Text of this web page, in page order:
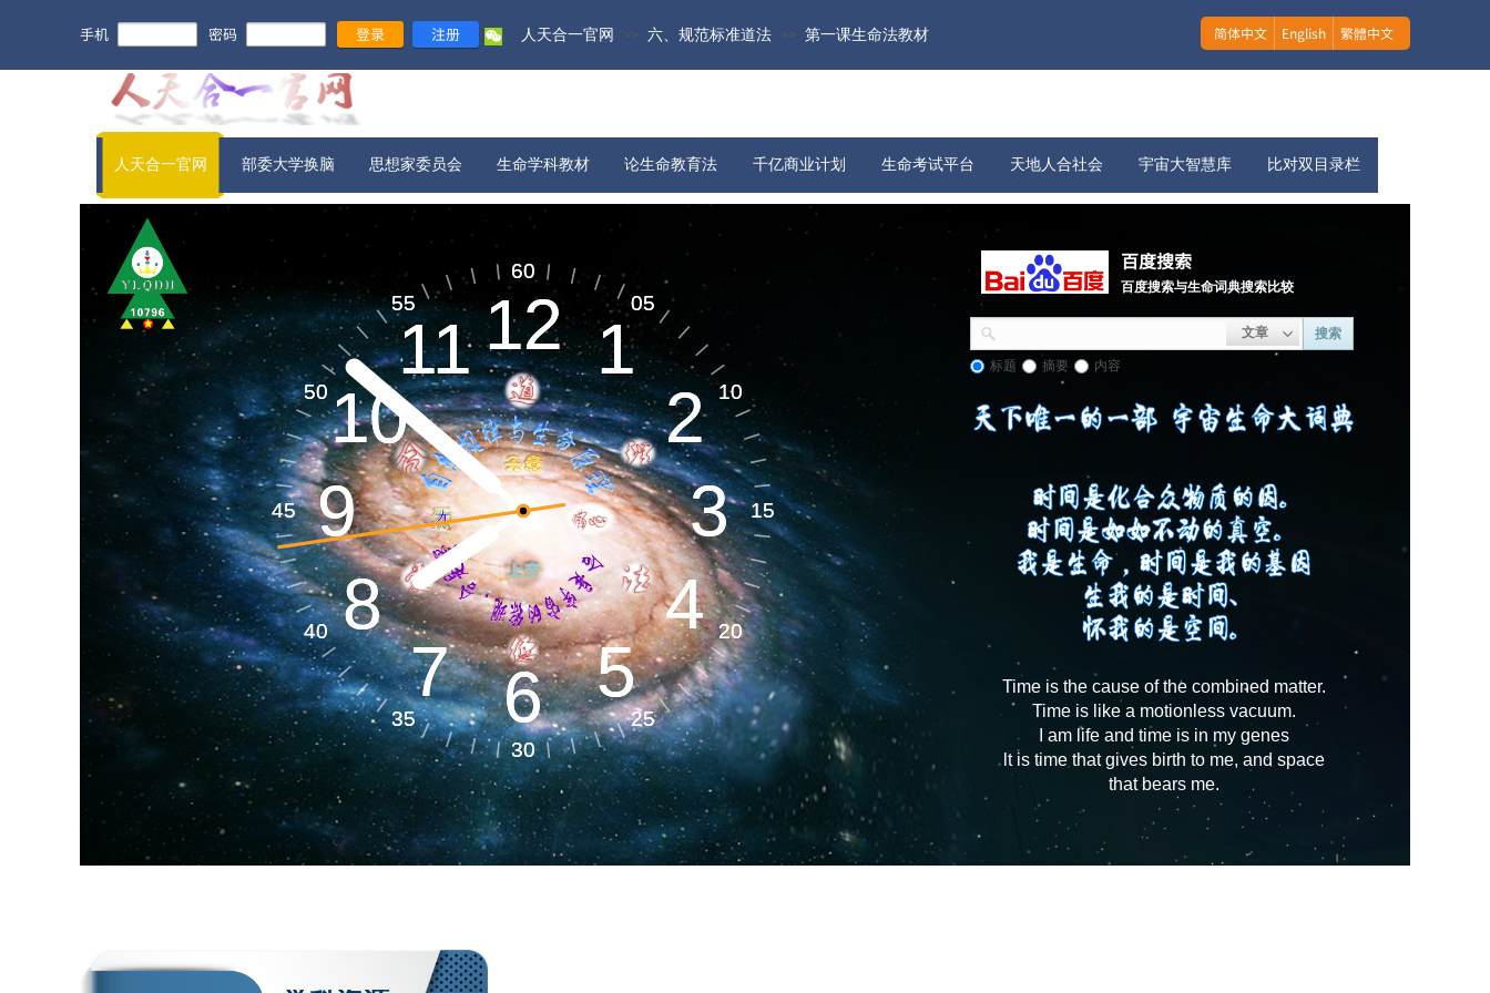
手机 密码 登录 注册 简体中文 English 繁體中文
人天合一官网 >> 六、规范标准道法 >> 第一课生命法教材
人天合一官网 部委大学换脑 思想家委员会 生命学科教材 论生命教育法 千亿商业计划 生命考试平台 天地人合社会 宇宙大智慧库 比对双目录栏
百度搜索
百度搜索与生命词典搜索比较
文章 搜索
标题 摘要 内容
宇宙信息​
生命起源​
新旧农业
生命天文​ 地球系统​
05
10
15
20
25
30
35
40
45
50
55
60
1
2
3
4
5
6
7
8
9
10
1112 05
10
15
20
25
30
35
40
45
50
55
60
1
2
3
4
5
6
7
8
9
10
1112
生命空间​ 环境气候​
Time is the cause of the combined matter.
Time is like a motionless vacuum.
I am life and time is in my genes
lt is time that gives birth to me, and space
that bears me.
生命材料​ 健全健康​
生命能源​
宇宙演化​